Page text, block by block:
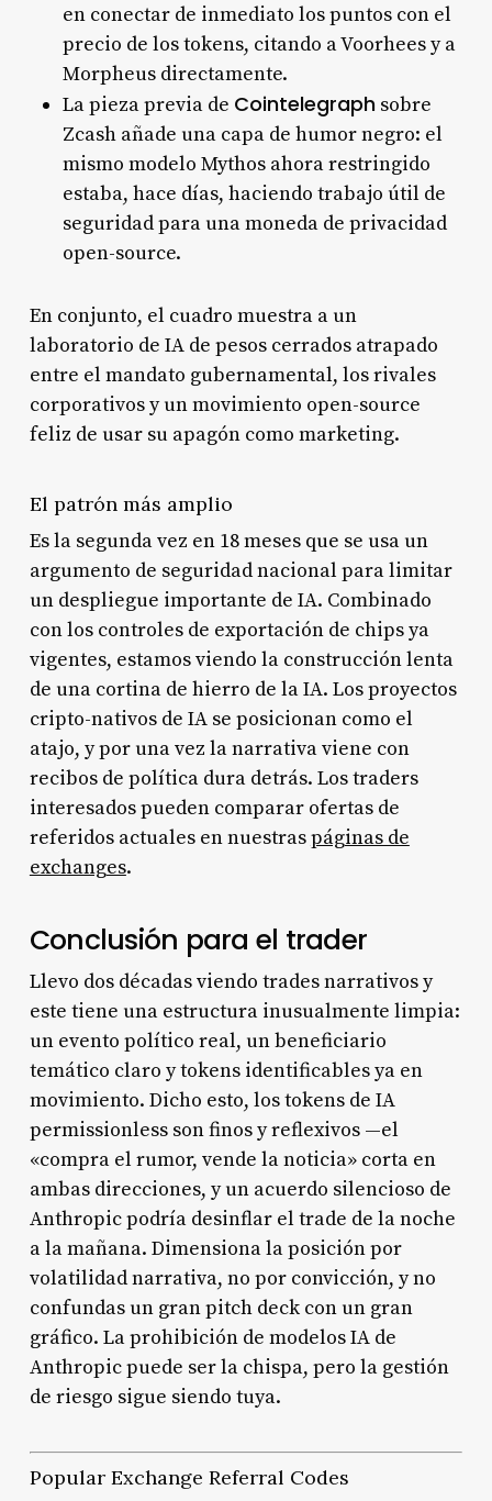
en conectar de inmediato los puntos con el
precio de los tokens, citando a Voorhees y a
Morpheus directamente.
La pieza previa de Cointelegraphsobre
Zcash añade una capa de humor negro: el
mismo modelo Mythos ahora restringido
estaba, hace días, haciendo trabajo útil de
seguridad para una moneda de privacidad
open-source.
En conjunto, el cuadro muestra a un
laboratorio de IA de pesos cerrados atrapado
entre el mandato gubernamental, los rivales
corporativos y un movimiento open-source
feliz de usar su apagón como marketing.
El patrón más amplio
Es la segunda vez en 18 meses que se usa un
argumento de seguridad nacional para limitar
un despliegue importante de IA. Combinado
con los controles de exportación de chips ya
vigentes, estamos viendo la construcción lenta
de una cortina de hierro de la IA. Los proyectos
cripto-nativos de IA se posicionan como el
atajo, y por una vez la narrativa viene con
recibos de política dura detrás. Los traders
interesados pueden comparar ofertas de
referidos actuales en nuestraspáginas de
exchanges.
Conclusión para el trader
Llevo dos décadas viendo trades narrativos y
este tiene una estructura inusualmente limpia:
un evento político real, un beneficiario
temático claro y tokens identificables ya en
movimiento. Dicho esto, los tokens de IA
permissionless son finos y reflexivos —el
«compra el rumor, vende la noticia» corta en
ambas direcciones, y un acuerdo silencioso de
Anthropic podría desinflar el trade de la noche
a la mañana. Dimensiona la posición por
volatilidad narrativa, no por convicción, y no
confundas un gran pitch deck con un gran
gráfico. La prohibición de modelos IA de
Anthropic puede ser la chispa, pero la gestión
de riesgo sigue siendo tuya.
Popular Exchange Referral Codes